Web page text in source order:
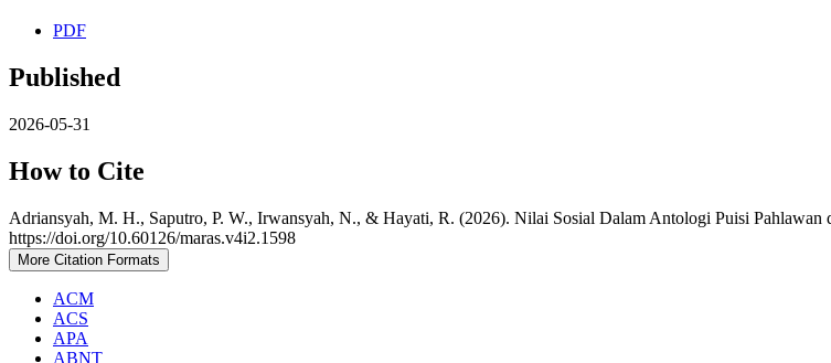
PDF
Published
2026-05-31
How to Cite
Adriansyah, M. H., Saputro, P. W., Irwansyah, N., & Hayati, R. (2026). Nilai Sosial Dalam Antologi Puisi Pahlawan
https://doi.org/10.60126/maras.v4i2.1598
More Citation Formats
ACM
ACS
APA
ABNT